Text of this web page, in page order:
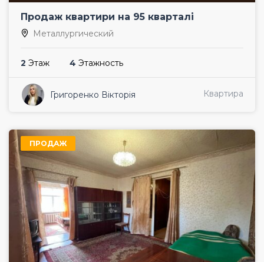
Продаж квартири на 95 кварталі
Металлургический
2 Этаж 4 Этажность
Григоренко Вікторія Квартира
ПРОДАЖ